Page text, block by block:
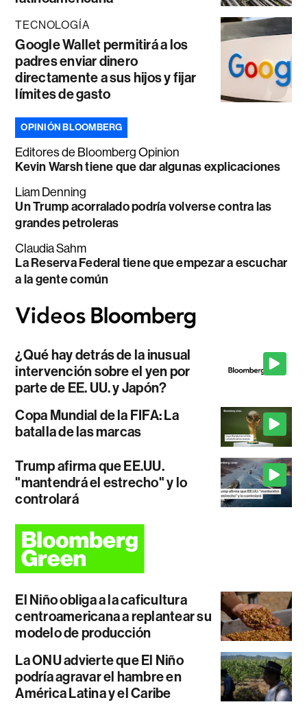
TECNOLOGÍA
Google Wallet permitirá a los
padres enviar dinero
directamente a sus hijos y fijar
límites de gasto
OPINIÓN BLOOMBERG
Editores de Bloomberg Opinion
Kevin Warsh tiene que dar algunas explicaciones
Liam Denning
Un Trump acorralado podría volverse contra las
grandes petroleras
Claudia Sahm
La Reserva Federal tiene que empezar a escuchar
a la gente común
¿Qué hay detrás de la inusual
intervención sobre el yen por
parte de EE. UU. y Japón?
Copa Mundial de la FIFA: La
batalla de las marcas
Trump afirma que EE.UU.
"mantendrá el estrecho" y lo
controlará
El Niño obliga a la caficultura
centroamericana a replantear su
modelo de producción
La ONU advierte que El Niño
podría agravar el hambre en
América Latina y el Caribe